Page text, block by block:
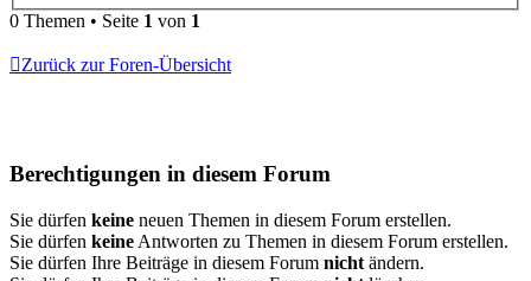
0 Themen • Seite 1 von 1
Zurück zur Foren-Übersicht
Berechtigungen in diesem Forum
Sie dürfen keine neuen Themen in diesem Forum erstellen.
Sie dürfen keine Antworten zu Themen in diesem Forum erstellen.
Sie dürfen Ihre Beiträge in diesem Forum nicht ändern.